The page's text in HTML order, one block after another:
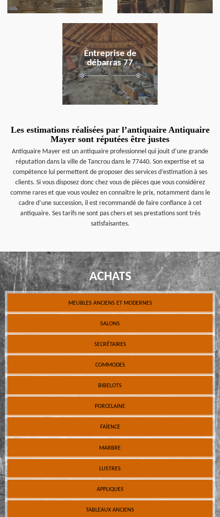
Entreprise de
débarras 77
en savoir plus
Les estimations réalisées par l’antiquaire Antiquaire
Mayer sont réputées être justes
Antiquaire Mayer est un antiquaire professionnel qui jouit d’une grande
réputation dans la ville de Tancrou dans le 77440. Son expertise et sa
compétence lui permettent de proposer des services d’estimation à ses
clients. Si vous disposez donc chez vous de pièces que vous considérez
comme rares et que vous voulez en connaître le prix, notamment dans le
cadre d’une succession, il est recommandé de faire confiance à cet
antiquaire. Ses tarifs ne sont pas chers et ses prestations sont très
satisfaisantes.
ACHATS
MEUBLES ANCIENS ET MODERNES
SALONS
SECRÉTAIRES
COMMODES
BIBELOTS
PORCELAINE
FAÏENCE
MARBRE
LUSTRES
APPLIQUES
TABLEAUX ANCIENS